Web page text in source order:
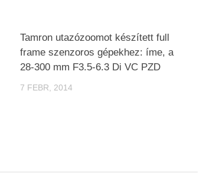
Tamron utazózoomot készített full
frame szenzoros gépekhez: íme, a
28-300 mm F3.5-6.3 Di VC PZD
7 FEBR, 2014